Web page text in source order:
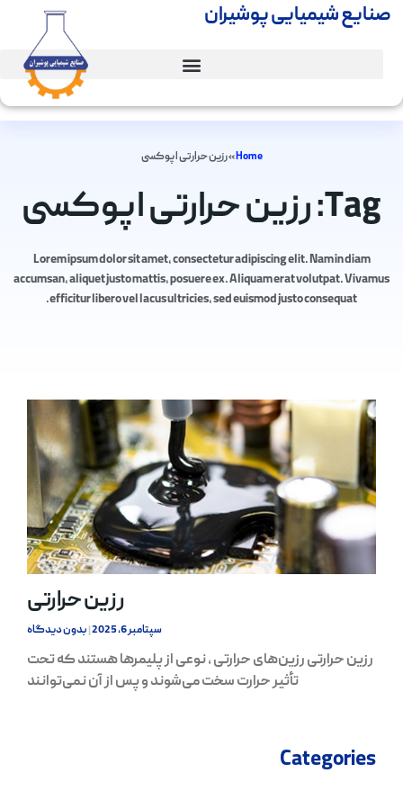
صنایع شیمیایی پوشیران
Home
»رزین حرارتی اپوکسی
Tag: رزین حرارتی اپوکسی
Lorem ipsum dolor sit amet, consectetur adipiscing elit. Nam in diam
accumsan, aliquet justo mattis, posuere ex. Aliquam erat volutpat. Vivamus
efficitur libero vel lacus ultricies, sed euismod justo consequat.
رزین حرارتی
سپتامبر 6, 2025 بدون دیدگاه
رزین حرارتی رزین‌های حرارتی ، نوعی از پلیمرها هستند که تحت
تأثیر حرارت سخت می‌شوند و پس از آن نمی‌توانند
Categories